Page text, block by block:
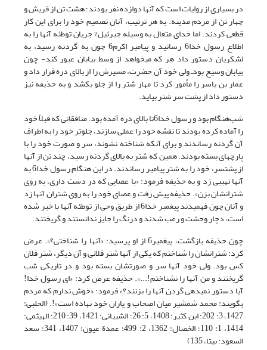
در بسیاری از روایات است که آنها دوازده نفر بودند؛ هشت تن از قریش و
چهار تن از مردم مدینه. به هر ترتیب، آنان تصمیم خود را برای این کار
قطعی کردند. اما خدای متعال به وسیله جبرئیل% جریان توطئه آنها را به
اطلاع رسول خدا6 رسانید و پیامبر اکرم6 چون به گردنه رسید، به
لشکریان دستور داد هر که می‏خواهد از وسط بیابان عبور کند- چون
بیابان وسیع بودـ ولی خود آن حضرت، مسیرش را از بالای دره قرار داد و
عمار بن یاسر را مأمور کرد تا مهار شتر را از جلو بکشد و به حذیفه نیز
دستور داد از پشت سر شتر بیاید.
شب‌هنگام بود و رسول خدا6تا بالای دره آمده بود. منافقانی که قبلاً خود
را آماده کرده بودند تا نقشه خود را عملی سازند، جلوتر خود را به اطراف
آن گردنه رساندند و برای آنکه شناخته نشوند، سر و صورت خود را با
پارچه‏ای بسته بودند. همین که شتر به بالای گردنه رسید، چند تن از آنها
از پشت­سر، خود را به شتر پیامبر رساندند. در این هنگام رسول ‏خدا6 به
آنها نهیبی زد و به حذیفه فرمود: «با عصایی که در دست داری، به روی
شترانشان بزن». حذیفه پیش رفت و عصای خود را به روی شتران آنها زد
و آنان چون فهمیدند پیغمبر خدا6 از طریق وحی از توطئه آنها با خبر شده
است، دچار وحشت و رعب شدند و درنگ را جایز ندانستند و گریختند.
چون حذیفه بازگشت، پیغمبر6 از او پرسید: «آنها را شناختی؟». عرض
کرد: شترانشان را شناختم که یکی از آنها شتر فلانی و آن دیگر، شتر فلان
کس بود. ولی خود آنها سر و صورتشان بسته بود و در تاریکی شب
گریختند و من آنها را نشناختم!...». حذیفه عرض کرد: «ای رسول خدا!
آیا دستور نمی‏دهی گردن آنها را بزنند؟» فرمود: «خوش ندارم که مردم
بگویند: محمد شمشیر میان اصحاب و یاران خود نهاده است»!. (الحلبی:
1427، 3: 202؛ ابن کثیر: 1408، 5: 26؛ الشیبانی: 1421، 39: 210؛ الهیثمی:
1414، 1: 110؛ الخصال: 1362، 2: 499؛ عمدة عیون: 1407، 341؛ سعد
السعود: بی‎تا، 135)